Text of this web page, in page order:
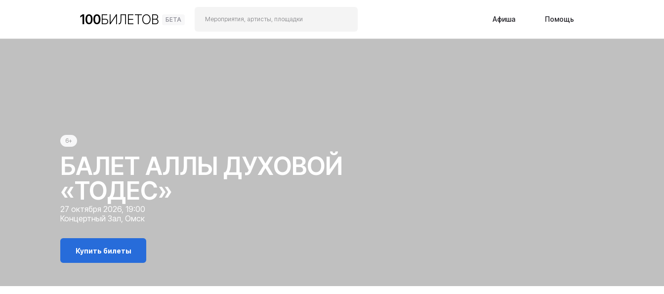
100БИЛЕТОВ БЕТА Мероприятия, артисты, площадки Афиша Помощь
6+
БАЛЕТ АЛЛЫ ДУХОВОЙ
«ТОДЕС»
27 октября 2026, 19:00
Концертный Зал, Омск
Купить билеты